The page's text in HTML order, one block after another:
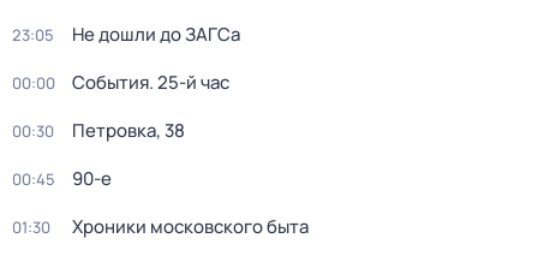
23:05 Не дошли до ЗАГСа
00:00 События. 25-й час
00:30 Петровка, 38
00:45 90-е
01:30 Хроники московского быта